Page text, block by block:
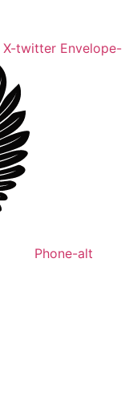
X-twitter Envelope-
Phone-alt